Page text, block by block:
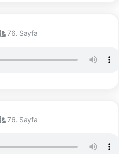
76. Sayfa
76. Sayfa